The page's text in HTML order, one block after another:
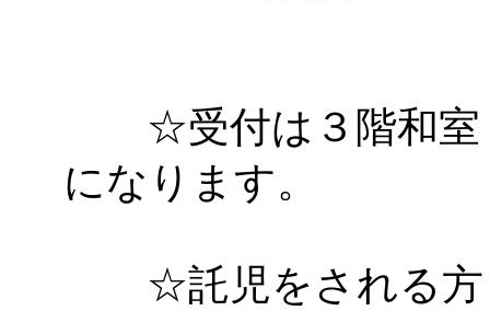
」 受付期間：～
「みなづる号乗車体
de 健康づくり」 」 受
☆受付は３階和室
になります。
☆託児をされる方